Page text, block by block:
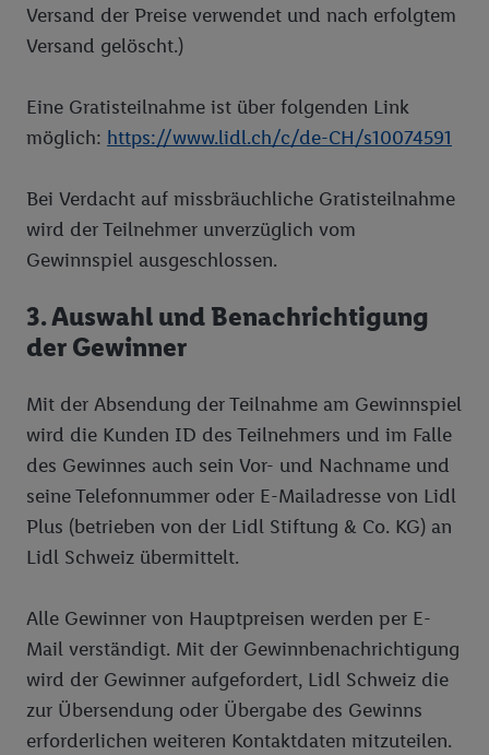
Versand der Preise verwendet und nach erfolgtem
Versand gelöscht.)
Eine Gratisteilnahme ist über folgenden Link
möglich: https://www.lidl.ch/c/de-CH/s10074591
Bei Verdacht auf missbräuchliche Gratisteilnahme
wird der Teilnehmer unverzüglich vom
Gewinnspiel ausgeschlossen.
3. Auswahl und Benachrichtigung
der Gewinner
Mit der Absendung der Teilnahme am Gewinnspiel
wird die Kunden ID des Teilnehmers und im Falle
des Gewinnes auch sein Vor- und Nachname und
seine Telefonnummer oder E-Mailadresse von Lidl
Plus (betrieben von der Lidl Stiftung & Co. KG) an
Lidl Schweiz übermittelt.
Alle Gewinner von Hauptpreisen werden per E-
Mail verständigt. Mit der Gewinnbenachrichtigung
wird der Gewinner aufgefordert, Lidl Schweiz die
zur Übersendung oder Übergabe des Gewinns
erforderlichen weiteren Kontaktdaten mitzuteilen.